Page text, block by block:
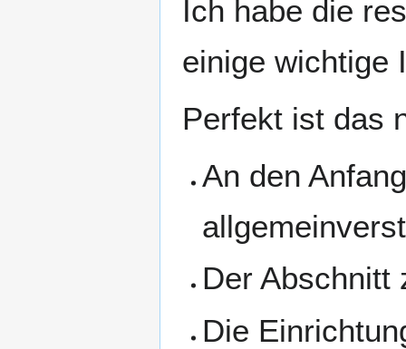
Ich habe die
einige wichtige
Perfekt ist das
An den
Der Abschnitt
Die